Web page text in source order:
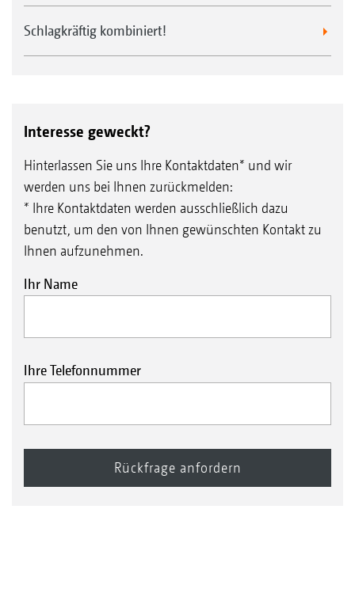
Schlagkräftig kombiniert!
Interesse geweckt?
Hinterlassen Sie uns Ihre Kontaktdaten* und wir
werden uns bei Ihnen zurückmelden:
* Ihre Kontaktdaten werden ausschließlich dazu
benutzt, um den von Ihnen gewünschten Kontakt zu
Ihnen aufzunehmen.
Ihr Name
Ihre Telefonnummer